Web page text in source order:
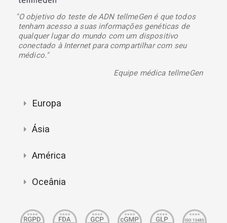
"O objetivo do teste de ADN tellmeGen é que todos
tenham acesso a suas informações genéticas de
qualquer lugar do mundo com um dispositivo
conectado à Internet para compartilhar com seu
médico."
Equipe médica tellmeGen
Europa
Ásia
América
Oceânia